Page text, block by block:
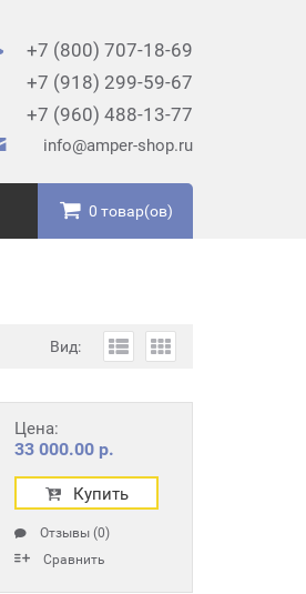
+7 (800) 707-18-69
+7 (918) 299-59-67
+7 (960) 488-13-77
info@amper-shop.ru
0 товар(ов)
Вид:
Цена:
33 000.00 р.
Купить
Отзывы (0)
Сравнить